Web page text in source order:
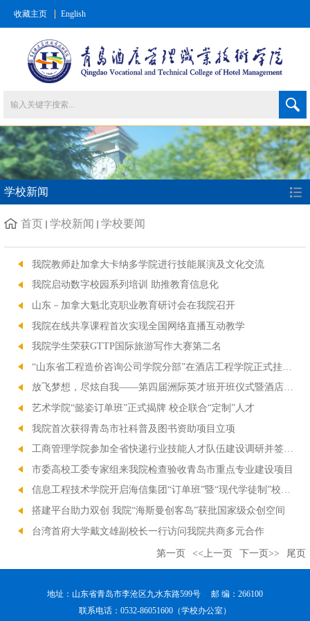
收藏主页 English
学校新闻
首页 学校新闻 学校要闻
我院教师赴加拿大卡纳多学院进行技能展演及文化交流
我院启动数字校园系列培训 助推教育信息化
山东－加拿大魁北克职业教育研讨会在我院召开
我院在线共享课程首次实现全国网络直播互动教学
我院学生荣获GTTP国际旅游写作大赛第二名
放飞梦想，尽炫自我——第四届洲际英才班开班仪式暨酒店管理专业现代学徒制“校企合作”试点签约仪式隆重举行
艺术学院“懿姿订单班”正式揭牌 校企联合“定制”人才
我院首次获得青岛市社科普及图书资助项目立项
工商管理学院参加全省快递行业技能人才队伍建设调研并签署校企战略合作协议
市委高校工委专家组来我院检查验收青岛市重点专业建设项目
信息工程技术学院开启海信集团“订单班”暨“现代学徒制”校企合作
搭建平台助力双创 我院“海斯曼创客岛”获批国家级众创空间
台湾首府大学戴文雄副校长一行访问我院共商多元合作
第一页 <<上一页 下一页>> 尾页
地址：山东省青岛市李沧区九水东路599号 邮 编：266100
联系电话：0532-86051600（学校办公室）